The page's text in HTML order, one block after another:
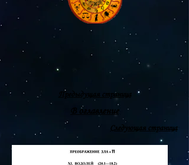
Предыдущая страница
В оглавление
Следующая страница